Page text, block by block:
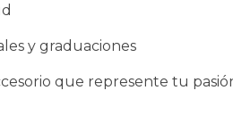
y graduaciones
que represente tu